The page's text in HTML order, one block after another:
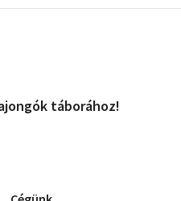
táborához!